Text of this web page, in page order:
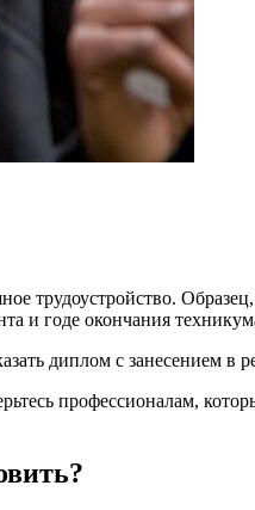
трудоустройство.
и годе окончания
диплом с занесением в
профессионалам,